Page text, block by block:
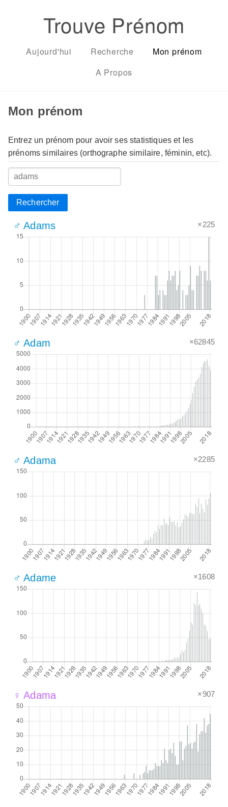
Trouve Prénom
Aujourd'hui Recherche
Mon prénom
A Propos
Mon prénom
Entrez un prénom pour avoir ses statistiques et les
prénoms similaires (orthographe similaire, féminin, etc).
Rechercher
♂ Adams ×225
♂ Adam ×62845
♂ Adama ×2285
♂ Adame ×1608
♀ Adama ×907